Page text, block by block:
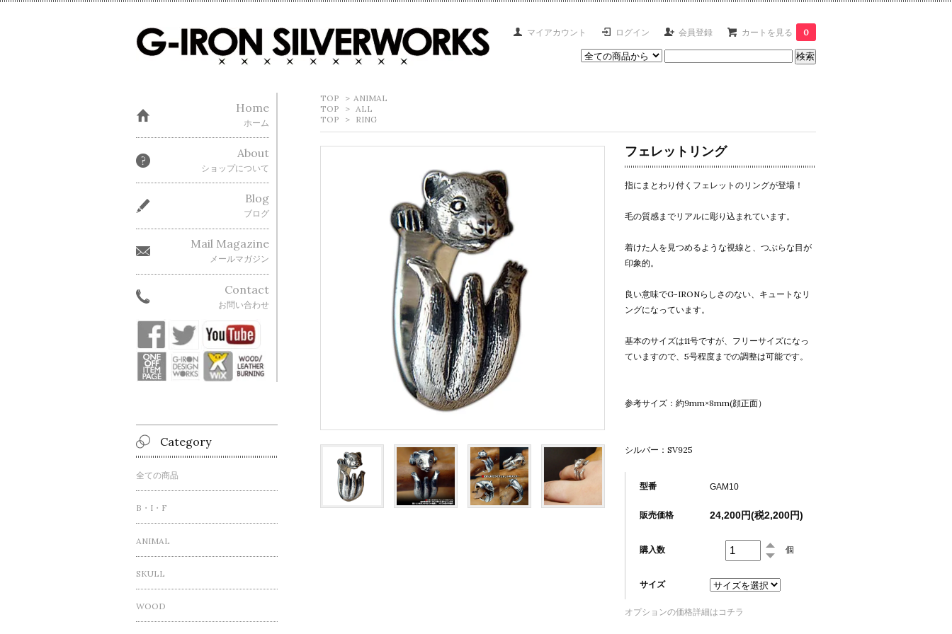
マイアカウント ログイン 会員登録 カートを見る 0
TOP > ANIMAL
TOP
> ALL
TOP
> RING
フェレットリング
指にまとわり付くフェレットのリングが登場！
毛の質感までリアルに彫り込まれています。
着けた人を見つめるような視線と、つぶらな目が
印象的。
良い意味でG-IRONらしさのない、キュートなリ
ングになっています。
基本のサイズは11号ですが、フリーサイズになっ
ていますので、5号程度までの調整は可能です。
参考サイズ：約9mm×8mm(顔正面）
シルバー：SV925
型番 GAM10
販売価格 24,200円(税2,200円)
購入数 個
サイズ
オプションの価格詳細はコチラ
Home
ホーム
About
ショップについて
Blog
ブログ
Mail Magazine
メールマガジン
Contact
お問い合わせ
Category
全ての商品
B・I・F
ANIMAL
SKULL
WOOD